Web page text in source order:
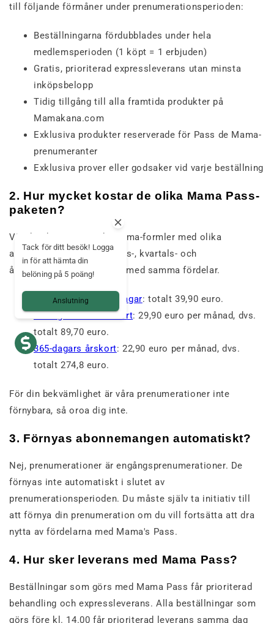
till följande förmåner under prenumerationsperioden:
Beställningarna fördubblades under hela
medlemsperioden (1 köpt = 1 erbjuden)
Gratis, prioriterad expressleverans utan minsta
inköpsbelopp
Tidig tillgång till alla framtida produkter på
Mamakana.com
Exklusiva produkter reserverade för Pass de Mama-
prenumeranter
Exklusiva prover eller godsaker vid varje beställning
2. Hur mycket kostar de olika Mama Pass-
paketen?
Vi erbjuder tre Pass de Mama-formler med olika
abonnemangstider (månads-, kvartals- och
årsabonnemang) men alla med samma fördelar.
Månadskort för 30 dagar: totalt 39,90 euro.
90-dagars kvartalskort: 29,90 euro per månad, dvs.
totalt 89,70 euro.
365-dagars årskort: 22,90 euro per månad, dvs.
totalt 274,8 euro.
För din bekvämlighet är våra prenumerationer inte
förnybara, så oroa dig inte.
3. Förnyas abonnemangen automatiskt?
Nej, prenumerationer är engångsprenumerationer. De
förnyas inte automatiskt i slutet av
prenumerationsperioden. Du måste själv ta initiativ till
att förnya din prenumeration om du vill fortsätta att dra
nytta av fördelarna med Mama's Pass.
4. Hur sker leverans med Mama Pass?
Beställningar som görs med Mama Pass får prioriterad
behandling och expressleverans. Alla beställningar som
görs före kl. 14.00 får prioriterad leverans samma dag
Tack för ditt besök! Logga
in för att hämta din
belöning på 5 poäng!
Anslutning